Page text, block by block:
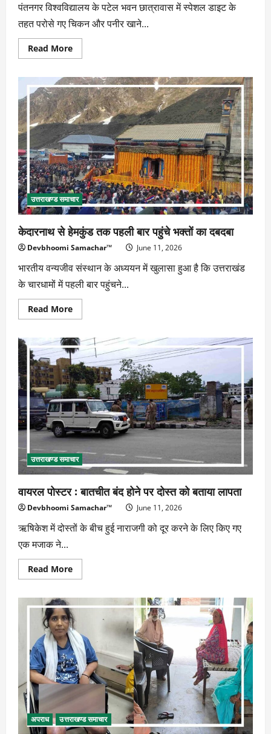
पंतनगर विश्वविद्यालय के पटेल भवन छात्रावास में स्पेशल डाइट के
तहत परोसे गए चिकन और पनीर खाने...
Read MoreRead
more
डाइट
बनी
मुसीबत,
पंतनगर
हॉस्टल
के
150
छात्र
अस्पताल
पहुंचे
उत्तराखण्ड समाचार
केदारनाथ से हेमकुंड तक पहली बार पहुंचे भक्तों का दबदबा
Devbhoomi Samachar™ June 11, 2026
भारतीय वन्यजीव संस्थान के अध्ययन में खुलासा हुआ है कि उत्तराखंड
के चारधामों में पहली बार पहुंचने...
Read MoreRead
more
से
हेमकुंड
तक
पहली
बार
पहुंचे
भक्तों
का
दबदबा
उत्तराखण्ड समाचार
वायरल पोस्टर : बातचीत बंद होने पर दोस्त को बताया लापता
Devbhoomi Samachar™ June 11, 2026
ऋषिकेश में दोस्तों के बीच हुई नाराजगी को दूर करने के लिए किए गए
एक मजाक ने...
Read MoreRead
more
:
बातचीत
बंद
होने
पर
दोस्त
को
बताया
लापता
अपराध उत्तराखण्ड समाचार